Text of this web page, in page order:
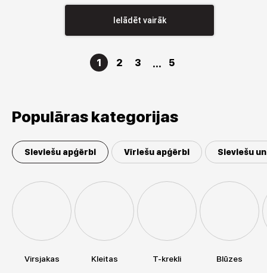
Ielādēt vairāk
1 2 3 5
Populāras kategorijas
Sieviešu apģērbi Vīriešu apģērbi Sieviešu
Virsjakas Kleitas T-krekli Blūzes